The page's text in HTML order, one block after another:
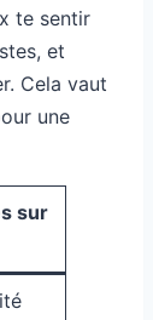
te sentir
et
Cela vaut
une
sur